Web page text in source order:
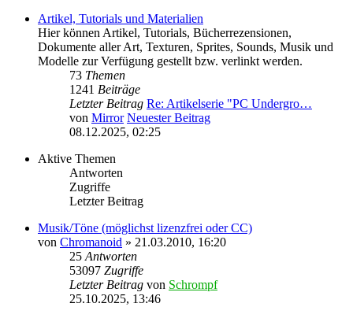
Artikel, Tutorials und Materialien
Hier können Artikel, Tutorials, Bücherrezensionen,
Dokumente aller Art, Texturen, Sprites, Sounds, Musik und
Modelle zur Verfügung gestellt bzw. verlinkt werden.
73 Themen
1241 Beiträge
Letzter Beitrag Re: Artikelserie "PC Undergro…
von Mirror Neuester Beitrag
08.12.2025, 02:25
Aktive Themen
Antworten
Zugriffe
Letzter Beitrag
Musik/Töne (möglichst lizenzfrei oder CC)
von Chromanoid » 21.03.2010, 16:20
25 Antworten
53097 Zugriffe
Letzter Beitrag von Schrompf
25.10.2025, 13:46